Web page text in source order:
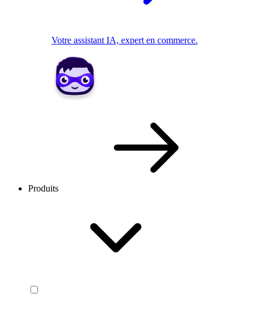
Votre assistant IA, expert en commerce.
Produits